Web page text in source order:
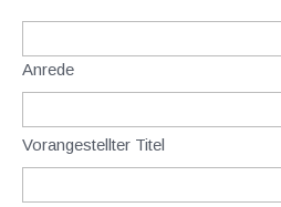
Anrede
Vorangestellter Titel